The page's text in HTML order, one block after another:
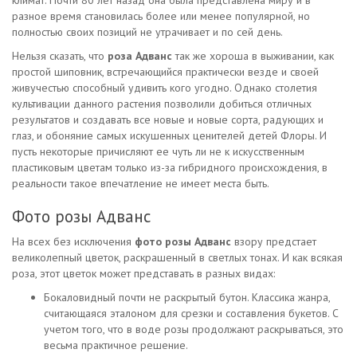
разное время становилась более или менее популярной, но
полностью своих позиций не утрачивает и по сей день.
Нельзя сказать, что роза Адванс так же хороша в выживании, как
простой шиповник, встречающийся практически везде и своей
живучестью способный удивить кого угодно. Однако столетия
культивации данного растения позволили добиться отличных
результатов и создавать все новые и новые сорта, радующих и
глаз, и обоняние самых искушенных ценителей детей Флоры. И
пусть некоторые причисляют ее чуть ли не к искусственным
пластиковым цветам только из-за гибридного происхождения, в
реальности такое впечатление не имеет места быть.
Фото розы Адванс
На всех без исключения фото розы Адванс взору предстает
великолепный цветок, раскрашенный в светлых тонах. И как всякая
роза, этот цветок может представать в разных видах:
Бокаловидный почти не раскрытый бутон. Классика жанра,
считающаяся эталоном для срезки и составления букетов. С
учетом того, что в воде розы продолжают раскрываться, это
весьма практичное решение.